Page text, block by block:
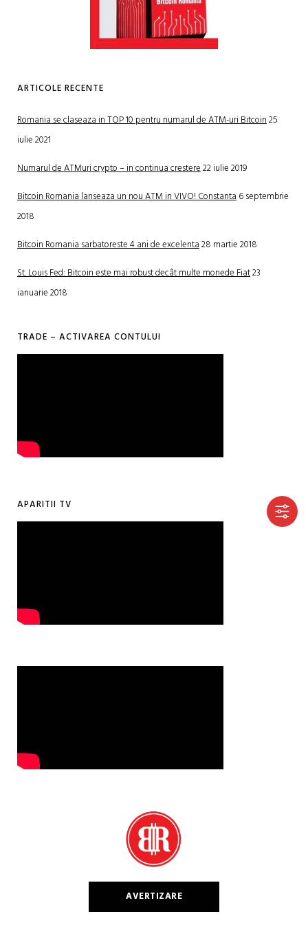
ARTICOLE RECENTE
Romania se claseaza in TOP 10 pentru numarul de ATM-uri Bitcoin25
iulie 2021
Numarul de ATMuri crypto – in continua crestere22 iulie 2019
Bitcoin Romania lanseaza un nou ATM in VIVO! Constanta6 septembrie
2018
Bitcoin Romania sarbatoreste 4 ani de excelenta28 martie 2018
St. Louis Fed: Bitcoin este mai robust decât multe monede Fiat23
ianuarie 2018
TRADE – ACTIVAREA CONTULUI
APARITII TV
AVERTIZARE